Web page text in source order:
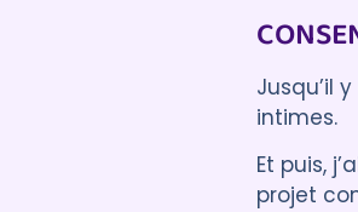
Jusqu’il
intimes.
Et puis,
projet